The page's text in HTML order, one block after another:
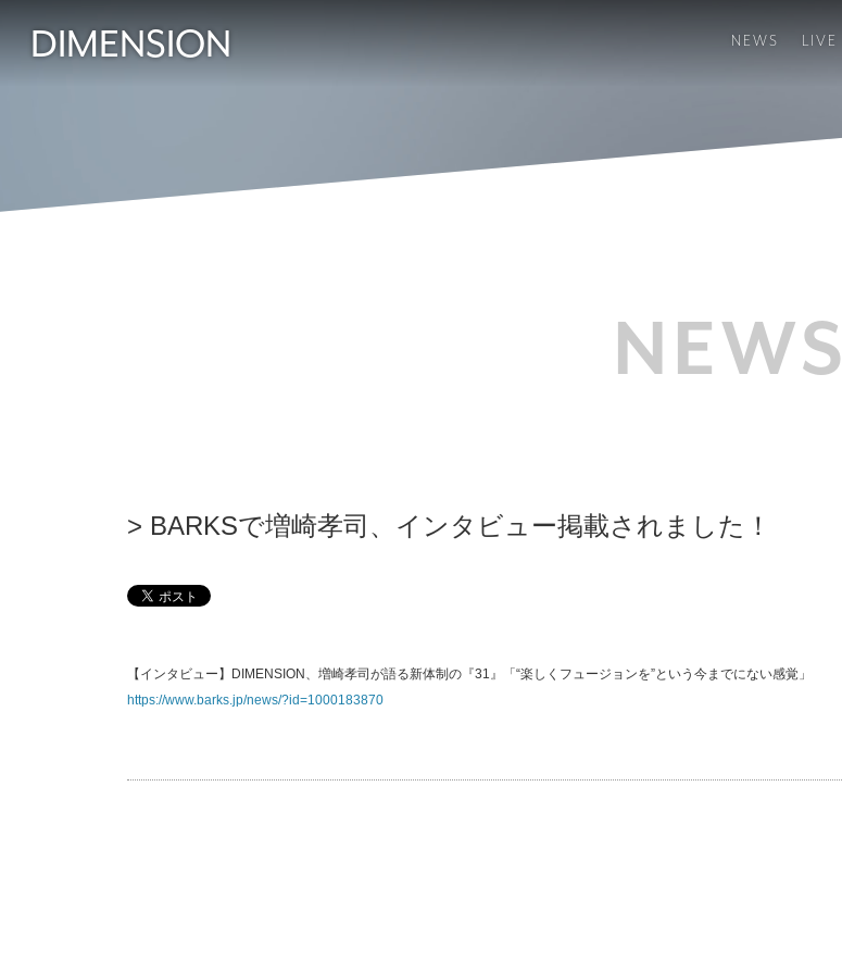
DIMENSION NEWS LIVE
NEWS
BARKSで増崎孝司、インタビュー掲載されました！
【インタビュー】DIMENSION、増崎孝司が語る新体制の『31』「“楽しくフュージョンを”という今までにない感覚」
https://www.barks.jp/news/?id=1000183870